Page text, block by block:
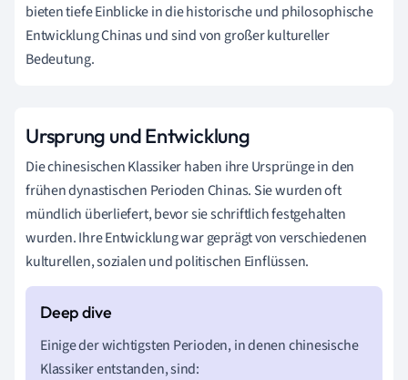
bieten tiefe Einblicke in die historische und philosophische
Entwicklung Chinas und sind von großer kultureller
Bedeutung.
Ursprung und Entwicklung
Die chinesischen Klassiker haben ihre Ursprünge in den
frühen dynastischen Perioden Chinas. Sie wurden oft
mündlich überliefert, bevor sie schriftlich festgehalten
wurden. Ihre Entwicklung war geprägt von verschiedenen
kulturellen, sozialen und politischen Einflüssen.
Einige der wichtigsten Perioden, in denen chinesische
Klassiker entstanden, sind: